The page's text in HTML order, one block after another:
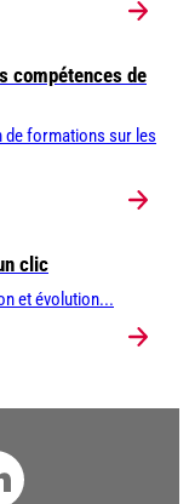
compétences de
de formations sur les
clic
et évolution...